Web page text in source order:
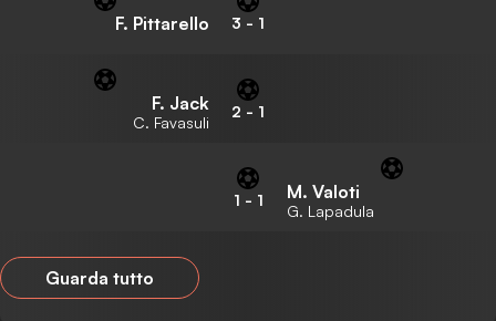
F. Pittarello 3 - 1
F. Jack
C. Favasuli
2 - 1
1 - 1 M. Valoti
G. Lapadula
Guarda tutto